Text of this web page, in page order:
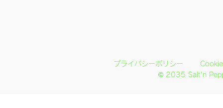
プライバシーポリシー
© 2035 Salt'n